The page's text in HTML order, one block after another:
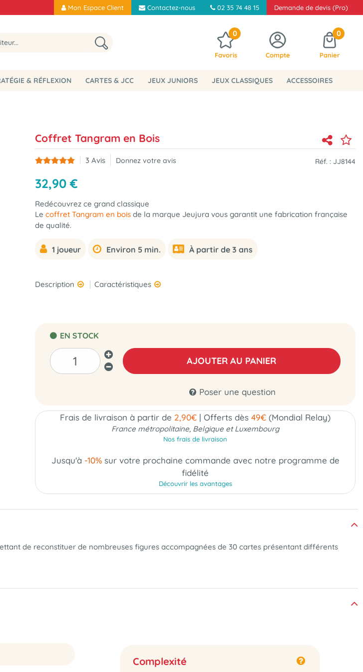
Mon Espace Client Contactez-nous 02 35 74 48 15 Demande de devis (Pro)
0
Favoris Compte
0
Panier
& RÉFLEXION CARTES & JCC JEUX JUNIORS JEUX CLASSIQUES ACCESSOIRES
Coffret Tangram en Bois
3 Avis Donnez votre avis Réf. : JJ8144
32,90 €
Redécouvrez ce grand classique
Le coffret Tangram en bois de la marque Jeujura vous garantit une fabrication française
de qualité.
1 joueur Environ 5 min. À partir de 3 ans
Description Caractéristiques
EN STOCK
AJOUTER AU PANIER
Poser une question
Frais de livraison à partir de 2,90€ | Offerts dès 49€ (Mondial Relay)
France métropolitaine, Belgique et Luxembourg
Nos frais de livraison
Jusqu'à -10%sur votre prochaine commande avec notre programme de
fidélité
Découvrir les avantages
de reconstituer de nombreuses figures accompagnées de 30 cartes présentant différents
Complexité